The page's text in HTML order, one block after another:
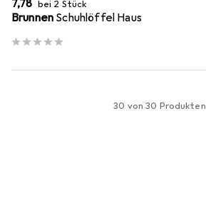
EUR
7,78 bei 2 Stück
Brunnen Schuhlöffel Haus
30 von 30 Produkten